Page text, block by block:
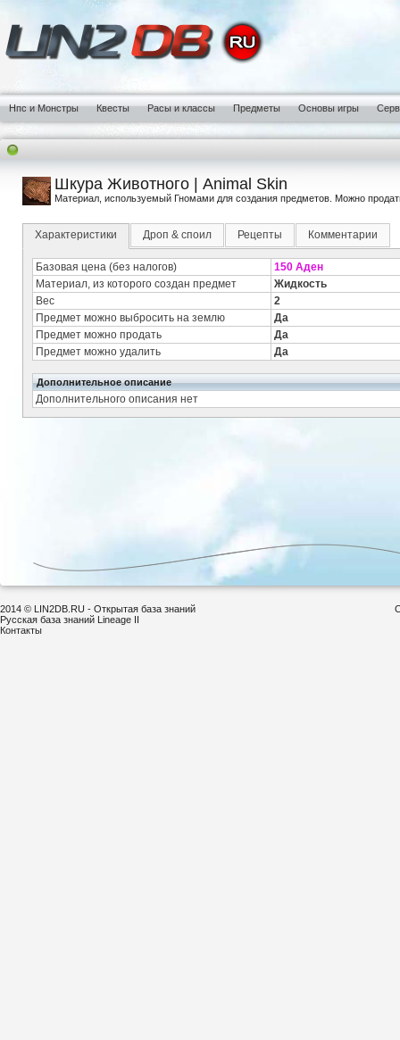
Нпс и Монстры Квесты Расы и классы Предметы Основы игры
Шкура Животного | Animal Skin
Материал, используемый Гномами для создания предметов. Можно
Характеристики Дроп & споил Рецепты Комментарии
Базовая цена (без налогов)
150 Аден
Материал, из которого создан предмет
Жидкость
Вес
2
Предмет можно выбросить на землю
Да
Предмет можно продать
Да
Предмет можно удалить
Да
Дополнительное описание
Дополнительного описания нет
2014 © LIN2DB.RU - Открытая база знаний
Русская база знаний Lineage II
Контакты